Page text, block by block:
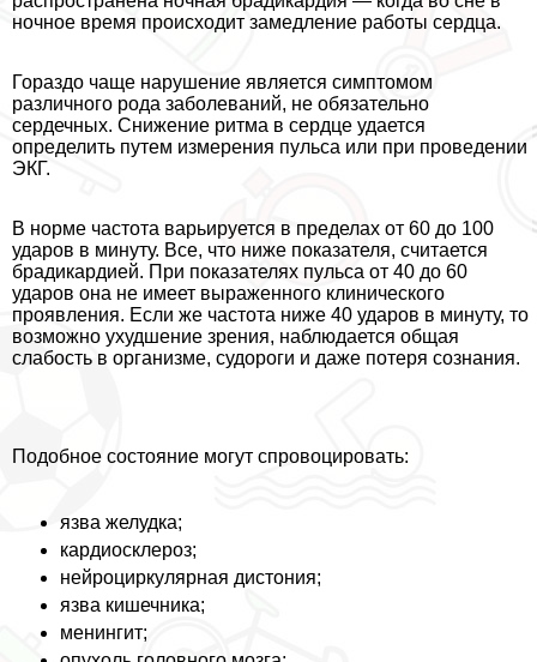
ночное время происходит замедление работы сердца.
Гораздо чаще нарушение является симптомом
различного рода заболеваний, не обязательно
сердечных. Снижение ритма в сердце удается
определить путем измерения пульса или при проведении
ЭКГ.
В норме частота варьируется в пределах от 60 до 100
ударов в минуту. Все, что ниже показателя, считается
брадикардией. При показателях пульса от 40 до 60
ударов она не имеет выраженного клинического
проявления. Если же частота ниже 40 ударов в минуту, то
возможно ухудшение зрения, наблюдается общая
слабость в организме, судороги и даже потеря сознания.
Подобное состояние могут спровоцировать:
язва желудка;
кардиосклероз;
нейроциркулярная дистония;
язва кишечника;
менингит;